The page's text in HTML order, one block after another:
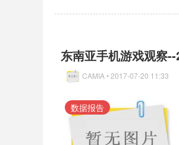
东南亚手机游戏观察
数据报告
CAMIA • 2017-07-20 11:33